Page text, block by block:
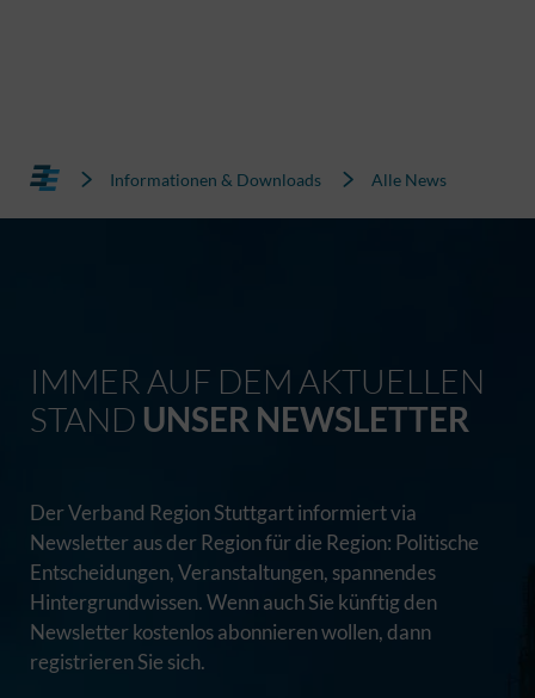
Informationen & Downloads Alle News
IMMER AUF DEM AKTUELLEN
STAND UNSER NEWSLETTER
Der Verband Region Stuttgart informiert via
Newsletter aus der Region für die Region: Politische
Entscheidungen, Veranstaltungen, spannendes
Hintergrundwissen. Wenn auch Sie künftig den
Newsletter kostenlos abonnieren wollen, dann
registrieren Sie sich.